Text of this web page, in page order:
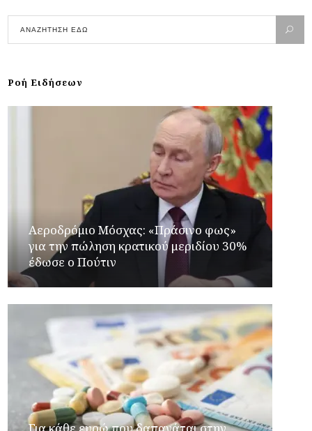
Ροή Ειδήσεων
Αεροδρόμιο Μόσχας: «Πράσινο φως»
για την πώληση κρατικού μεριδίου 30%
έδωσε ο Πούτιν